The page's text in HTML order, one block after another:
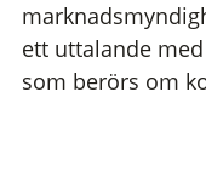
ett uttalande
som berörs om